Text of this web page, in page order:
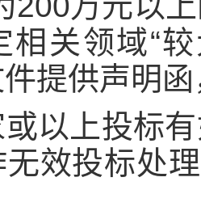
相关领域“
提供声明
或以上投标
效投标处